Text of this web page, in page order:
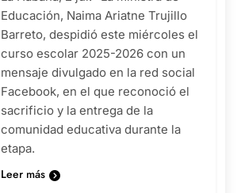
Educación, Naima Ariatne Trujillo
Barreto, despidió este miércoles el
curso escolar 2025-2026 con un
mensaje divulgado en la red social
Facebook, en el que reconoció el
sacrificio y la entrega de la
comunidad educativa durante la
etapa.
Leer más